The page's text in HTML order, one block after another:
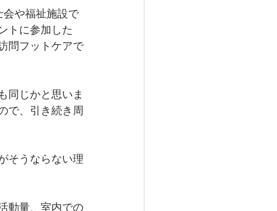
や福祉施設で
トに参加した
問フットケアで
同じかと思いま
で、引き続き周
そうならない理
動量、室内での